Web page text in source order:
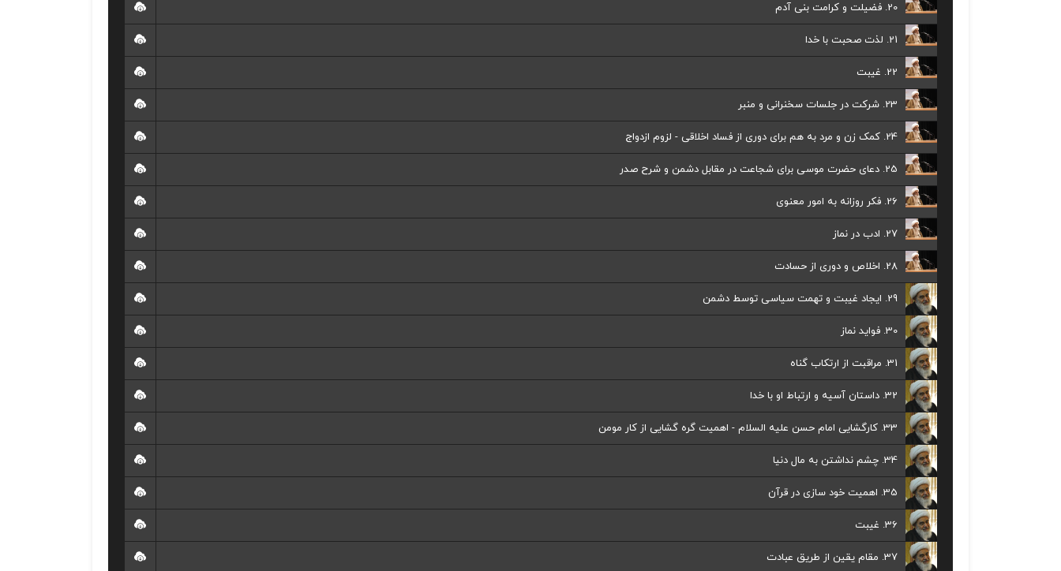
20. فضیلت و کرامت بنی آدم
21. لذت صحبت با خدا
22. غیبت
23. شرکت در جلسات سخنرانی و منبر
24. کمک زن و مرد به هم برای دوری از فساد اخلاقی - لزوم ازدواج
25. دعای حضرت موسی برای شجاعت در مقابل دشمن و شرح صدر
26. فکر روزانه به امور معنوی
27. ادب در نماز
28. اخلاص و دوری از حسادت
29. ایجاد غیبت و تهمت سیاسی توسط دشمن
30. فواید نماز
31. مراقبت از ارتکاب گناه
32. داستان آسیه و ارتباط او با خدا
33. کارگشایی امام حسن علیه السلام - اهمیت گره گشایی از کار مومن
34. چشم نداشتن به مال دنیا
35. اهمیت خود سازی در قرآن
36. غیبت
37. مقام یقین از طریق عبادت